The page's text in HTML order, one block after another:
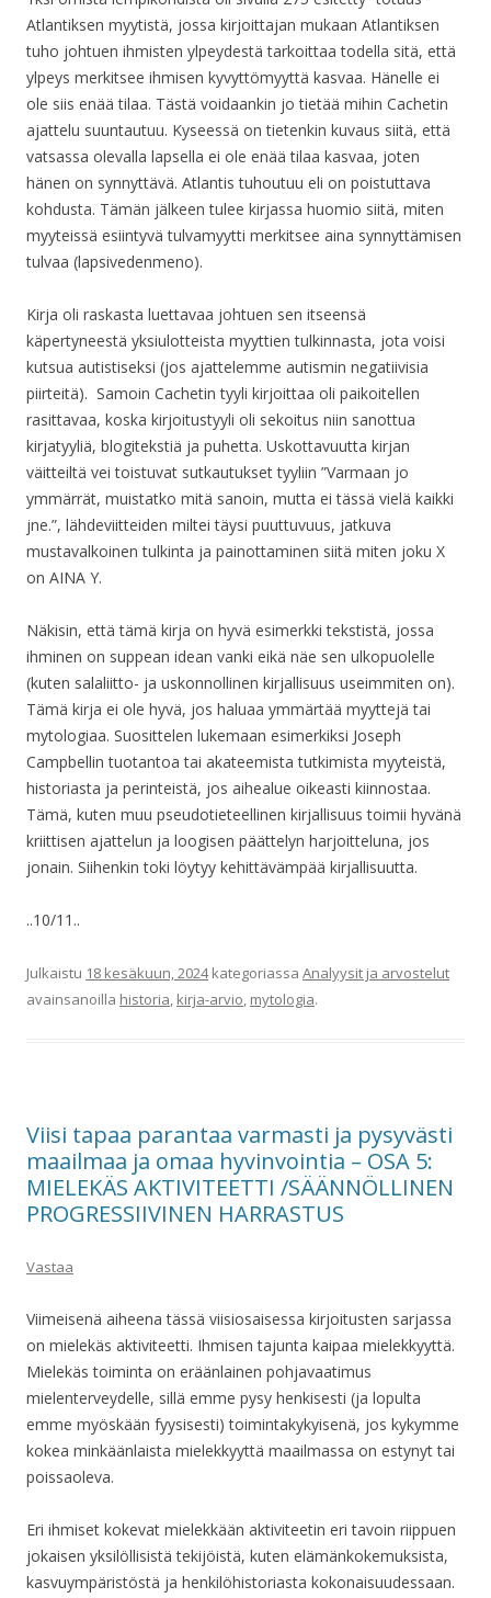
Atlantiksen myytistä, jossa kirjoittajan mukaan Atlantiksen
tuho johtuen ihmisten ylpeydestä tarkoittaa todella sitä, että
ylpeys merkitsee ihmisen kyvyttömyyttä kasvaa. Hänelle ei
ole siis enää tilaa. Tästä voidaankin jo tietää mihin Cachetin
ajattelu suuntautuu. Kyseessä on tietenkin kuvaus siitä, että
vatsassa olevalla lapsella ei ole enää tilaa kasvaa, joten
hänen on synnyttävä. Atlantis tuhoutuu eli on poistuttava
kohdusta. Tämän jälkeen tulee kirjassa huomio siitä, miten
myyteissä esiintyvä tulvamyytti merkitsee aina synnyttämisen
tulvaa (lapsivedenmeno).
Kirja oli raskasta luettavaa johtuen sen itseensä
käpertyneestä yksiulotteista myyttien tulkinnasta, jota voisi
kutsua autistiseksi (jos ajattelemme autismin negatiivisia
piirteitä). Samoin Cachetin tyyli kirjoittaa oli paikoitellen
rasittavaa, koska kirjoitustyyli oli sekoitus niin sanottua
kirjatyyliä, blogitekstiä ja puhetta. Uskottavuutta kirjan
väitteiltä vei toistuvat sutkautukset tyyliin ”Varmaan jo
ymmärrät, muistatko mitä sanoin, mutta ei tässä vielä kaikki
jne.”, lähdeviitteiden miltei täysi puuttuvuus, jatkuva
mustavalkoinen tulkinta ja painottaminen siitä miten joku X
on AINA Y.
Näkisin, että tämä kirja on hyvä esimerkki tekstistä, jossa
ihminen on suppean idean vanki eikä näe sen ulkopuolelle
(kuten salaliitto- ja uskonnollinen kirjallisuus useimmiten on).
Tämä kirja ei ole hyvä, jos haluaa ymmärtää myyttejä tai
mytologiaa. Suosittelen lukemaan esimerkiksi Joseph
Campbellin tuotantoa tai akateemista tutkimista myyteistä,
historiasta ja perinteistä, jos aihealue oikeasti kiinnostaa.
Tämä, kuten muu pseudotieteellinen kirjallisuus toimii hyvänä
kriittisen ajattelun ja loogisen päättelyn harjoitteluna, jos
jonain. Siihenkin toki löytyy kehittävämpää kirjallisuutta.
..10/11..
Julkaistu 18 kesäkuun, 2024kategoriassa Analyysit ja arvostelut
avainsanoilla historia, kirja-arvio, mytologia.
Viisi tapaa parantaa varmasti ja pysyvästi
maailmaa ja omaa hyvinvointia – OSA 5:
MIELEKÄS AKTIVITEETTI /SÄÄNNÖLLINEN
PROGRESSIIVINEN HARRASTUS
Vastaa
Viimeisenä aiheena tässä viisiosaisessa kirjoitusten sarjassa
on mielekäs aktiviteetti. Ihmisen tajunta kaipaa mielekkyyttä.
Mielekäs toiminta on eräänlainen pohjavaatimus
mielenterveydelle, sillä emme pysy henkisesti (ja lopulta
emme myöskään fyysisesti) toimintakykyisenä, jos kykymme
kokea minkäänlaista mielekkyyttä maailmassa on estynyt tai
poissaoleva.
Eri ihmiset kokevat mielekkään aktiviteetin eri tavoin riippuen
jokaisen yksilöllisistä tekijöistä, kuten elämänkokemuksista,
kasvuympäristöstä ja henkilöhistoriasta kokonaisuudessaan.